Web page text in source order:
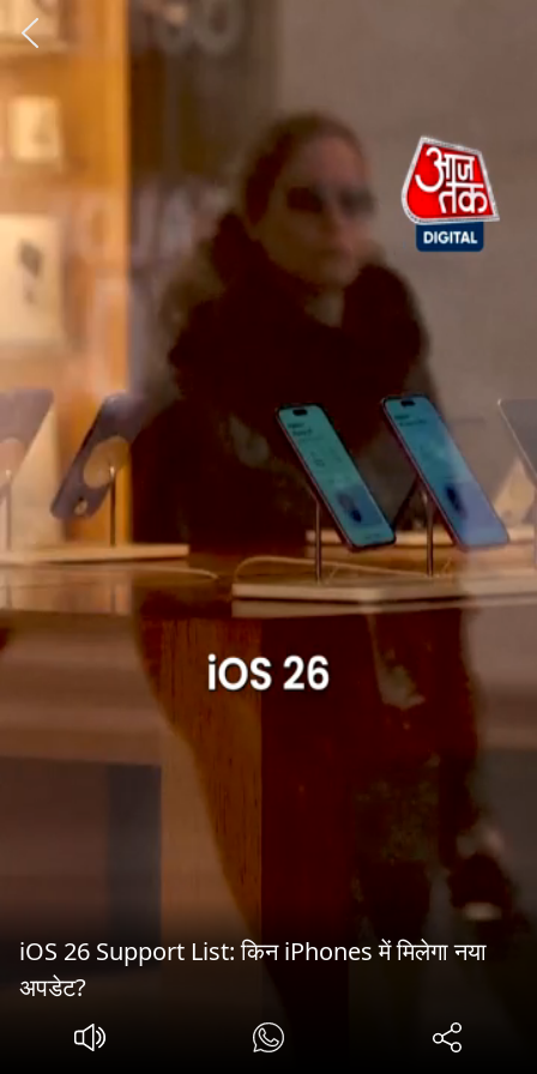
iOS 26 Support List: किन iPhones में मिलेगा नया
अपडेट?